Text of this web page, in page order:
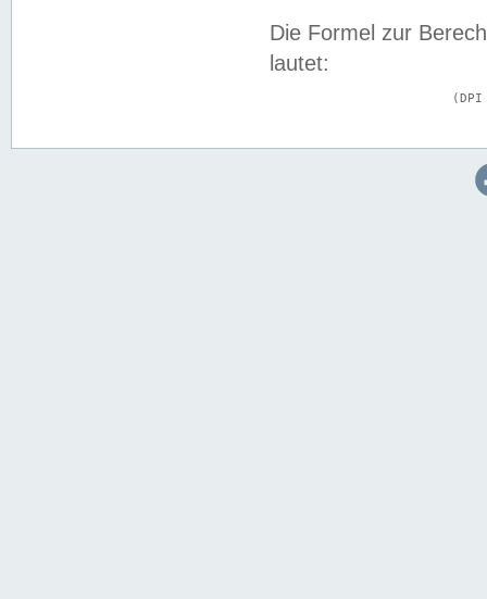
Die Formel zur
lautet: